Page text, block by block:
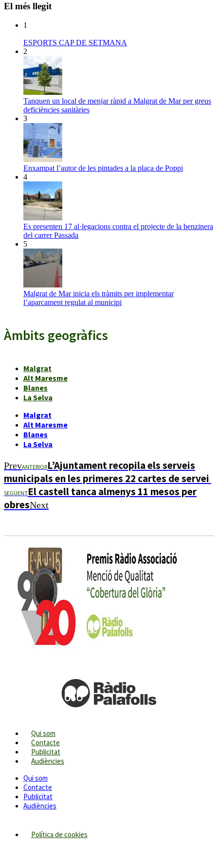
El més llegit
1
ESPORTS CAP DE SETMANA
2
Tanquen un local de menjar ràpid a Malgrat de Mar per greus
deficiències sanitàries
3
Enxampat l’autor de les pintades a la plaça de Poppi
4
Es presenten 17 al·legacions contra el projecte de la benzinera
del carrer Passada
5
Malgrat de Mar inicia els tràmits per implementar
l’aparcament regulat al municipi
Àmbits geogràfics
Malgrat
Alt Maresme
Blanes
La Selva
Malgrat
Alt Maresme
Blanes
La Selva
PrevANTERIORL’Ajuntament recopila els serveis
municipals en les primeres 22 cartes de servei
SEGÜENTEl castell tanca almenys 11 mesos per
obresNext
Qui som
Contacte
Publicitat
Audiències
Qui som
Contacte
Publicitat
Audiències
Política de cookies